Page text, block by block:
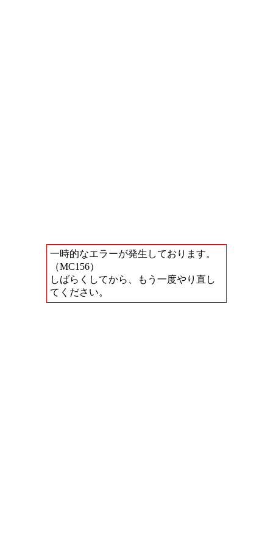
一時的なエラーが発生しております。
（MC156）
しばらくしてから、もう一度やり直し
てください。